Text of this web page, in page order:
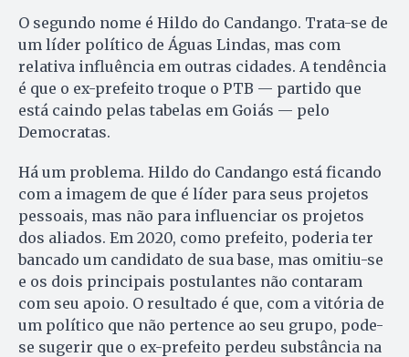
O segundo nome é Hildo do Candango. Trata-se de
um líder político de Águas Lindas, mas com
relativa influência em outras cidades. A tendência
é que o ex-prefeito troque o PTB — partido que
está caindo pelas tabelas em Goiás — pelo
Democratas.
Há um problema. Hildo do Candango está ficando
com a imagem de que é líder para seus projetos
pessoais, mas não para influenciar os projetos
dos aliados. Em 2020, como prefeito, poderia ter
bancado um candidato de sua base, mas omitiu-se
e os dois principais postulantes não contaram
com seu apoio. O resultado é que, com a vitória de
um político que não pertence ao seu grupo, pode-
se sugerir que o ex-prefeito perdeu substância na